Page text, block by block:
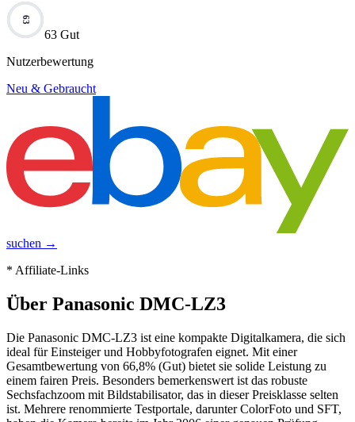
63
63 Gut
Nutzerbewertung
Neu & Gebraucht
suchen →
* Affiliate-Links
Über Panasonic DMC-LZ3
Die Panasonic DMC-LZ3 ist eine kompakte Digitalkamera, die sich
ideal für Einsteiger und Hobbyfotografen eignet. Mit einer
Gesamtbewertung von 66,8% (Gut) bietet sie solide Leistung zu
einem fairen Preis. Besonders bemerkenswert ist das robuste
Sechsfachzoom mit Bildstabilisator, das in dieser Preisklasse selten
ist. Mehrere renommierte Testportale, darunter ColorFoto und SFT,